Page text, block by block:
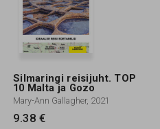
Silmaringi reisijuht. TOP
10 Malta ja Gozo
Mary-Ann Gallagher, 2021
9.38 €